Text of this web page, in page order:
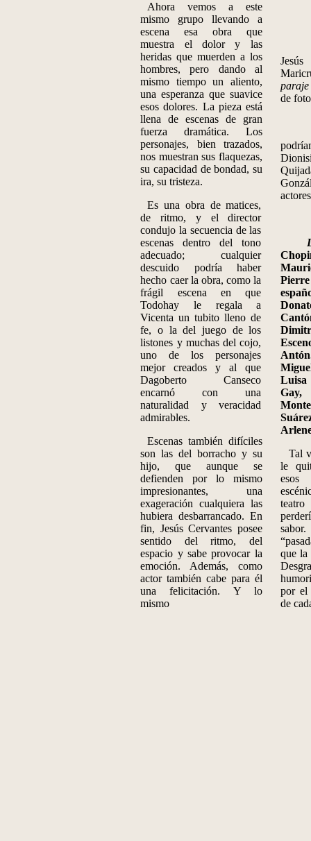
Ahora vemos a este
mismo grupo llevando a
escena esa obra que
muestra el dolor y las
heridas que muerden a los
hombres, pero dando al
mismo tiempo un aliento,
una esperanza que suavice
esos dolores. La pieza está
llena de escenas de gran
fuerza dramática. Los
personajes, bien trazados,
nos muestran sus flaquezas,
su capacidad de bondad, su
ira, su tristeza.
Es una obra de matices,
de ritmo, y el director
condujo la secuencia de las
escenas dentro del tono
adecuado; cualquier
descuido podría haber
hecho caer la obra, como la
frágil escena en que
Todohay le regala a
Vicenta un tubito lleno de
fe, o la del juego de los
listones y muchas del cojo,
uno de los personajes
mejor creados y al que
Dagoberto Canseco
encarnó con una
naturalidad y veracidad
admirables.
Escenas también difíciles
son las del borracho y su
hijo, que aunque se
defienden por lo mismo
impresionantes, una
exageración cualquiera las
hubiera desbarrancado. En
fin, Jesús Cervantes posee
sentido del ritmo, del
espacio y sabe provocar la
emoción. Además, como
actor también cabe para él
una felicitación. Y lo
mismo
de
La
Tal
le
esos
que la
por el
de